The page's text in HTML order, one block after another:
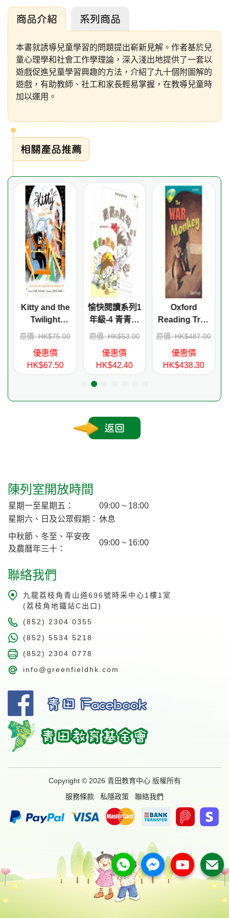
商品介紹 系列商品
本書就誘導兒童學習的問題提出嶄新見解。作者基於兒
童心理學和社會工作學理論，深入淺出地提供了一套以
遊戲促進兒童學習興趣的方法，介紹了九十個附圖解的
遊戲，有助教師、社工和家長輕易掌握，在教導兒童時
加以運用。
相關產品推薦
Kitty and the
Twilight
Trouble
原價: HK$75.00
優惠價
HK$67.50
愉快閱讀系列1
年級-4 青青的
寶物(書+練習)
原價: HK$53.00
優惠價
HK$42.40
Oxford
Reading Tree
Treetops
More A (6
titles)
原價: HK$487.00
優惠價
HK$438.30
返回
陳列室開放時間
星期一至星期五：
09:00 ~ 18:00
星期六、日及公眾假期： 休息
中秋節、冬至、平安夜
及農曆年三十：
09:00 ~ 16:00
聯絡我們
九龍荔枝角青山道696號時采中心1樓1室
(荔枝角地鐵站C出口)
(852) 2304 0355
(852) 5534 5218
(852) 2304 0778
info@greenfieldhk.com
Copyright © 2026 青田教育中心 版權所有
服務條款
私隱政策 聯絡我們